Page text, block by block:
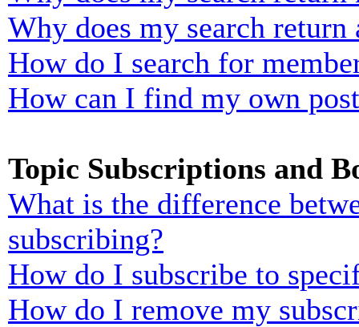
Why does my search return
How do I search for
How can I find my own
Topic Subscriptions and
What is the difference
subscribing?
How do I subscribe to
How do I remove my